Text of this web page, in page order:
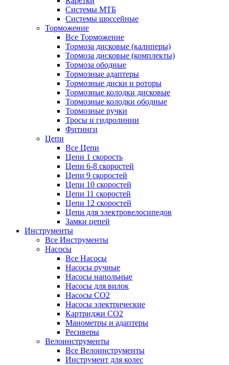
Системы МТБ
Системы шоссейные
Торможение
Все Торможение
Тормоза дисковые (калиперы)
Тормоза дисковые (комплекты)
Тормоза ободные
Тормозные адаптеры
Тормозные диски и роторы
Тормозные колодки дисковые
Тормозные колодки ободные
Тормозные ручки
Тросы и гидролинии
Фитинги
Цепи
Все Цепи
Цепи 1 скорость
Цепи 6-8 скоростей
Цепи 9 скоростей
Цепи 10 скоростей
Цепи 11 скоростей
Цепи 12 скоростей
Цепи для электровелосипедов
Замки цепей
Инструменты
Все Инструменты
Насосы
Все Насосы
Насосы ручные
Насосы напольные
Насосы для вилок
Насосы CO2
Насосы электрические
Картриджи CO2
Манометры и адаптеры
Ресиверы
Велоинструменты
Все Велоинструменты
Инструмент для колес